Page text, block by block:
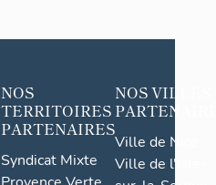
NOS
TERRITOIRES
PARTENAIRES
Syndicat Mixte
NOS VILLES
Ville de Nice
Ville de l'Isle-